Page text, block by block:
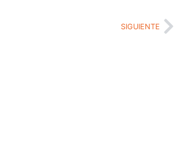
SIGUIENTE